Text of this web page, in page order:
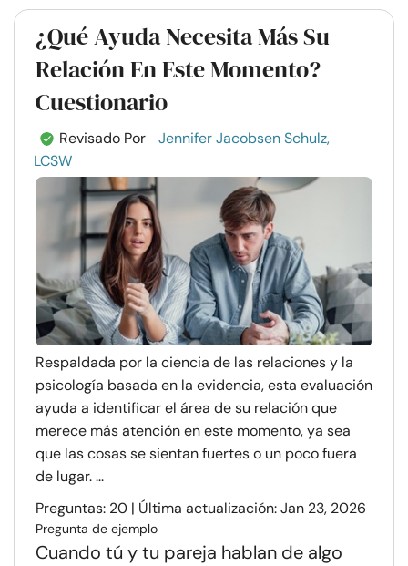
¿Qué Ayuda Necesita Más Su
Relación En Este Momento?
Cuestionario
Revisado Por
Jennifer Jacobsen Schulz,
LCSW
Respaldada por la ciencia de las relaciones y la
psicología basada en la evidencia, esta evaluación
ayuda a identificar el área de su relación que
merece más atención en este momento, ya sea
que las cosas se sientan fuertes o un poco fuera
de lugar. ...
Preguntas: 20 | Última actualización: Jan 23, 2026
Pregunta de ejemplo
Cuando tú y tu pareja hablan de algo